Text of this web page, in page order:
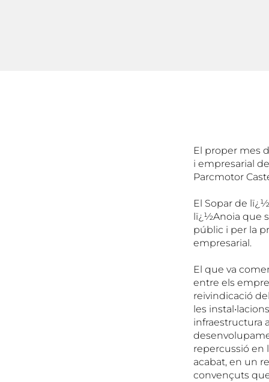
El proper mes
i empresarial
Parcmotor
El Sopar de
lï¿½Anoia que
públic i per la
empresarial.
El que va
entre els
reivindicació
les
infraestructura
repercussió en
acabat, en un
convençuts